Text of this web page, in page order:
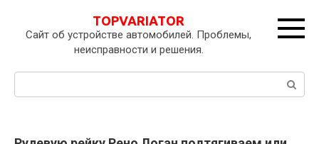
контенту
TOPVARIATOR
Сайт об устройстве автомобилей. Проблемы,
неисправности и решения.
Поиск: